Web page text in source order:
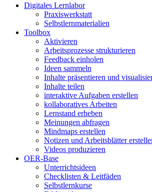
Digitales Lernlabor
Praxiswerkstatt
Selbstlernmaterialien
Toolbox
Aktivieren
Arbeitsprozesse strukturieren
Feedback einholen
Ideen sammeln
Inhalte präsentieren und
Inhalte teilen
interaktive Aufgaben erstellen
kollaboratives Arbeiten
Lernstand erheben
Meinungen abfragen
Mindmaps erstellen
Notizen und Arbeitsblätter
Videos produzieren
OER-Base
Unterrichtsideen
Checklisten & Leitfäden
Selbstlernkurse